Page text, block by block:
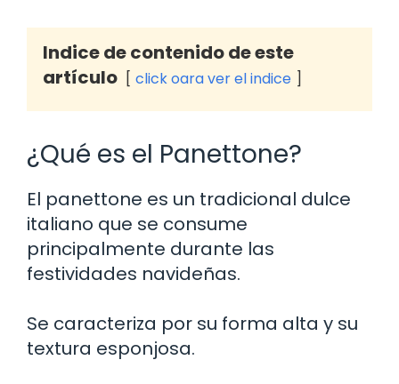
Indice de contenido de este
artículo
click oara ver el indice
¿Qué es el Panettone?
El panettone es un tradicional dulce
italiano que se consume
principalmente durante las
festividades navideñas.
Se caracteriza por su forma alta y su
textura esponjosa.